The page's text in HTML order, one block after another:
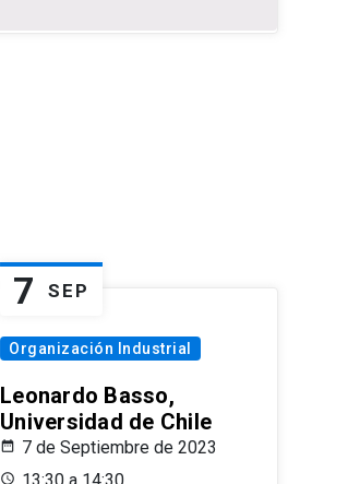
7 SEP
Organización Industrial
Leonardo Basso,
Universidad de Chile
7 de Septiembre de 2023